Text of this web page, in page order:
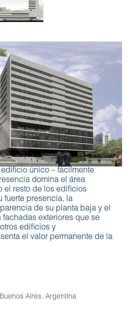
único – fácilmente
domina el área
el resto de los edificios
fuerte presencia, la
de su planta baja y el
exteriores que se
edificios y
el valor permanente de la
Aires. Argentina